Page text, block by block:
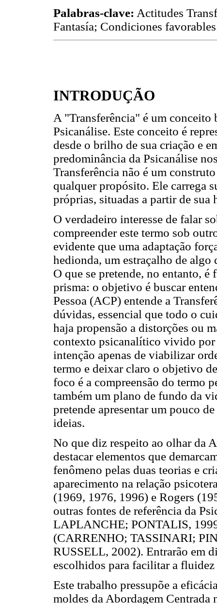
Palabras-clave: Actitudes
Fantasía; Condiciones
INTRODUÇÃO
A "Transferência" é um conceito
Psicanálise. Este conceito é
desde o brilho de sua criação e
predominância da Psicanálise
Transferência não é um
qualquer propósito. Ele carrega
próprias, situadas a partir de sua
O verdadeiro interesse de falar
compreender este termo sob
evidente que uma adaptação
hedionda, um estraçalho de algo
O que se pretende, no entanto,
prisma: o objetivo é buscar
Pessoa (ACP) entende a
dúvidas, essencial que todo o
haja propensão a distorções ou
contexto psicanalítico vivido por
intenção apenas de viabilizar
termo e deixar claro o objetivo
foco é a compreensão do termo
também um plano de fundo da
pretende apresentar um pouco
ideias.
No que diz respeito ao olhar da
destacar elementos que
fenômeno pelas duas teorias e
aparecimento na relação
(1969, 1976, 1996) e Rogers
outras fontes de referência da
LAPLANCHE; PONTALIS,
(CARRENHO; TASSINARI;
RUSSELL, 2002). Entrarão em
escolhidos para facilitar a fluidez
Este trabalho pressupõe a
moldes da Abordagem Centrada